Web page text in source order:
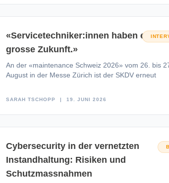
«Servicetechniker:innen haben eine
grosse Zukunft.»
An der «maintenance Schweiz 2026» vom 26. bis
August in der Messe Zürich ist der SKDV erneut
SARAH TSCHOPP 19. JUNI 2026
Cybersecurity in der vernetzten
Instandhaltung: Risiken und
Schutzmassnahmen